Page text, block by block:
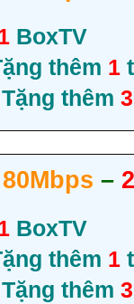
BoxTV
thêm 1
Tặng thêm 3
80Mbps –
BoxTV
thêm 1
Tặng thêm 3